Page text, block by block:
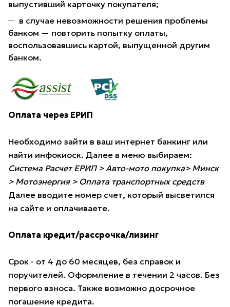
выпустивший карточку покупателя;
в случае невозможности решения проблемы
банком — повторить попытку оплаты,
воспользовавшись картой, выпущенной другим
банком.
Оплата через ЕРИП
Необходимо зайти в ваш интернет банкинг или
найти инфокиоск. Далее в меню выбираем:
Система Расчет ЕРИП > Авто-мото покупка> Минск
> Мотоэнергия > Оплата транспортных средств
Далее вводите номер счет, который высветился
на сайте и оплачиваете.
Оплата кредит/рассрочка/лизинг
Срок - от 4 до 60 месяцев, без справок и
поручителей. Оформление в течении 2 часов. Без
первого взноса. Также возможно досрочное
погашение кредита.